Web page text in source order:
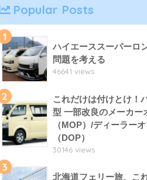
Popular Posts
1
ハイエーススーパーロ
問題を考える
46641 views
2
これだけは付けとけ！
型 一部改良のメーカー
（MOP）/ディーラー
（DOP）
30146 views
3
北海道フェリー旅、こ